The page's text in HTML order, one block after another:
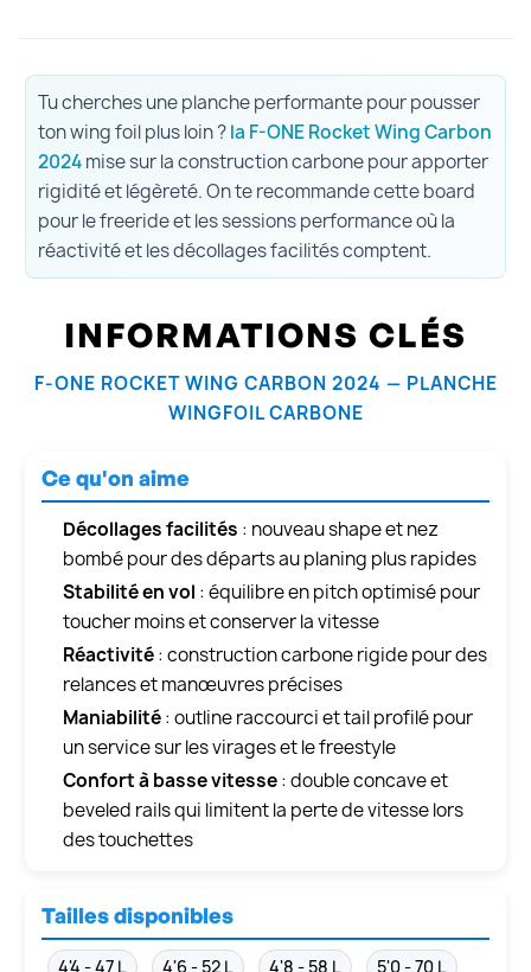
Tu cherches une planche performante pour pousser
ton wing foil plus loin ?la F-ONE Rocket Wing Carbon
2024mise sur la construction carbone pour apporter
rigidité et légèreté. On te recommande cette board
pour le freeride et les sessions performance où la
réactivité et les décollages facilités comptent.
INFORMATIONS CLÉS
F-ONE ROCKET WING CARBON 2024 — PLANCHE
WINGFOIL CARBONE
Ce qu'on aime
Décollages facilités : nouveau shape et nez
bombé pour des départs au planing plus rapides
Stabilité en vol : équilibre en pitch optimisé pour
toucher moins et conserver la vitesse
Réactivité: construction carbone rigide pour des
relances et manœuvres précises
Maniabilité: outline raccourci et tail profilé pour
un service sur les virages et le freestyle
Confort à basse vitesse: double concave et
beveled rails qui limitent la perte de vitesse lors
des touchettes
Tailles disponibles
4'4 - 47 L 4'6 - 52 L 4'8 - 58 L 5'0 - 70 L